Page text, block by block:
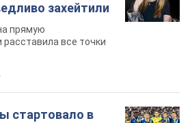
захейтили
прямую
все точки
стартовало в